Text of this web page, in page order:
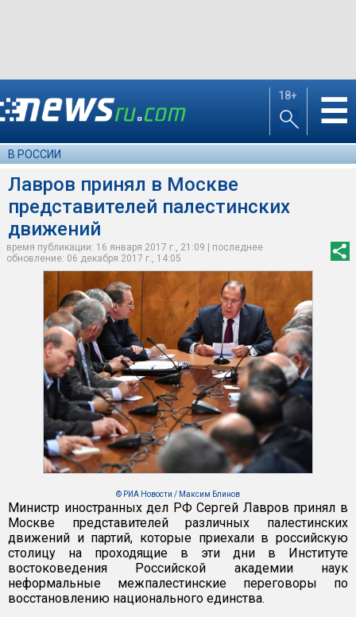
18+ ☰
В РОССИИ
Лавров принял в Москве
представителей палестинских
движений
время публикации: 16 января 2017 г., 21:09 | последнее
обновление: 06 декабря 2017 г., 14:05
© РИА Новости / Максим Блинов
Министр иностранных дел РФ Сергей Лавров принял в
Москве представителей различных палестинских
движений и партий, которые приехали в российскую
столицу на проходящие в эти дни в Институте
востоковедения Российской академии наук
неформальные межпалестинские переговоры по
восстановлению национального единства.